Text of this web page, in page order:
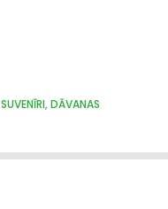
SUVENĪRI, DĀVANAS